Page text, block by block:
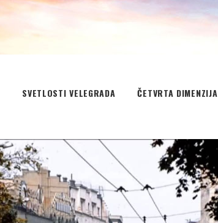
SVETLOSTI VELEGRADA ČETVRTA DIMENZIJA